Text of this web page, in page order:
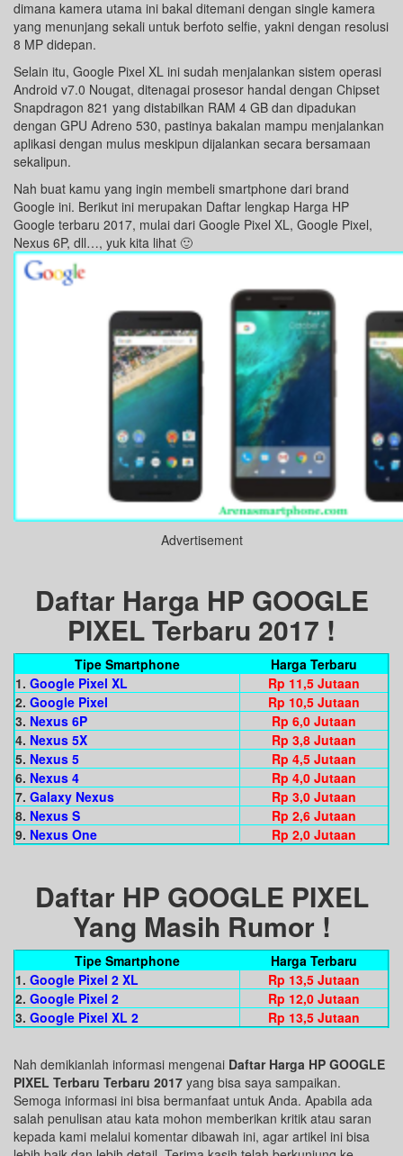
dimana kamera utama ini bakal ditemani dengan single kamera
yang menunjang sekali untuk berfoto selfie, yakni dengan resolusi
8 MP didepan.
Selain itu, Google Pixel XL ini sudah menjalankan sistem operasi
Android v7.0 Nougat, ditenagai prosesor handal dengan Chipset
Snapdragon 821 yang distabilkan RAM 4 GB dan dipadukan
dengan GPU Adreno 530, pastinya bakalan mampu menjalankan
aplikasi dengan mulus meskipun dijalankan secara bersamaan
sekalipun.
Nah buat kamu yang ingin membeli smartphone dari brand
Google ini. Berikut ini merupakan Daftar lengkap Harga HP
Google terbaru 2017, mulai dari Google Pixel XL, Google Pixel,
Nexus 6P, dll…, yuk kita lihat 🙂
Advertisement
Daftar Harga HP GOOGLE
PIXEL Terbaru 2017 !
Tipe Smartphone
Harga Terbaru
1. Google Pixel XL
Rp 11,5 Jutaan
2. Google Pixel
Rp 10,5 Jutaan
3. Nexus 6P
Rp 6,0 Jutaan
4. Nexus 5X
Rp 3,8 Jutaan
5. Nexus 5
Rp 4,5 Jutaan
6. Nexus 4
Rp 4,0 Jutaan
7. Galaxy Nexus
Rp 3,0 Jutaan
8. Nexus S
Rp 2,6 Jutaan
9. Nexus One Rp 2,0 Jutaan
Daftar HP GOOGLE PIXEL
Yang Masih Rumor !
Tipe Smartphone
Harga Terbaru
1. Google Pixel 2 XL
Rp 13,5 Jutaan
2. Google Pixel 2
Rp 12,0 Jutaan
3. Google Pixel XL 2 Rp 13,5 Jutaan
Nah demikianlah informasi mengenai Daftar Harga HP GOOGLE
PIXEL Terbaru Terbaru 2017 yang bisa saya sampaikan.
Semoga informasi ini bisa bermanfaat untuk Anda. Apabila ada
salah penulisan atau kata mohon memberikan kritik atau saran
kepada kami melalui komentar dibawah ini, agar artikel ini bisa